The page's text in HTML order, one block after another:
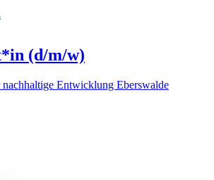
(d/m/w)
Entwicklung Eberswalde